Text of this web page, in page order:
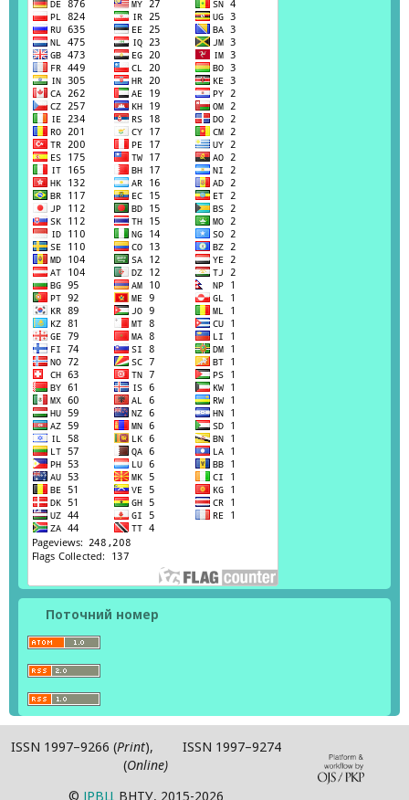
Поточний номер
ISSN 1997–9266 (Print), ISSN 1997–9274
(Online)
© ІPВЦ ВНТУ, 2015-2026